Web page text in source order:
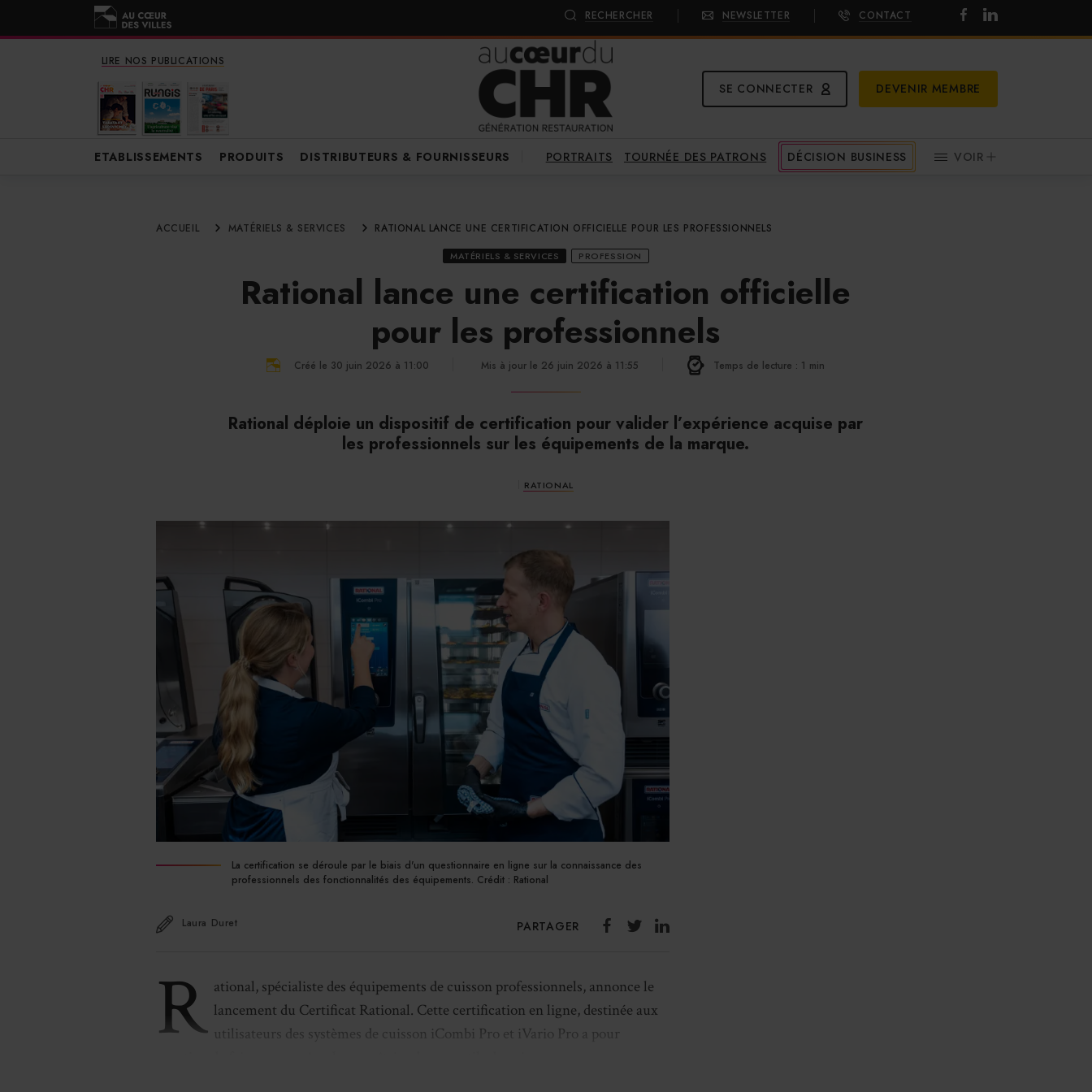
RECHERCHER NEWSLETTER CONTACT
LIRE NOS PUBLICATIONS
SE CONNECTER DEVENIR MEMBRE
ETABLISSEMENTS PRODUITS DISTRIBUTEURS & FOURNISSEURS PORTRAITS TOURNÉE DES PATRONS DÉCISION BUSINESS VOIR
ACCUEIL MATÉRIELS & SERVICES RATIONAL LANCE UNE CERTIFICATION OFFICIELLE POUR LES PROFESSIONNELS
MATÉRIELS & SERVICES PROFESSION
Rational lance une certification officielle
pour les professionnels
Créé le 30 juin 2026 à 11:00 Mis à jour le 26 juin 2026 à 11:55 Temps de lecture : 1 min
Rational déploie un dispositif de certification pour valider l’expérience acquise par
les professionnels sur les équipements de la marque.
RATIONAL
La certification se déroule par le biais d'un questionnaire en ligne sur la connaissance des
professionnels des fonctionnalités des équipements. Crédit : Rational
Laura Duret PARTAGER
R ational, spécialiste des équipements de cuisson professionnels, annonce le
lancement du Certificat Rational. Cette certification en ligne, destinée aux
utilisateurs des systèmes de cuisson iCombi Pro et iVario Pro a pour